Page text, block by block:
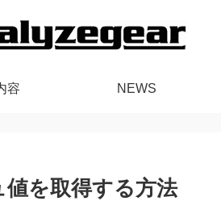
容 NEWS
を取得する方法